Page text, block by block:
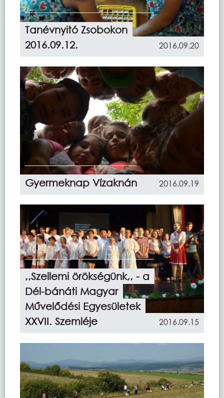
Tanévnyitó Zsobokon
2016.09.12.
2016.09.20
Gyermeknap Vízaknán 2016.09.19
,,Szellemi örökségünk,, - a
Dél-bánáti Magyar
Művelődési Egyesületek
XXVII. Szemléje
2016.09.15